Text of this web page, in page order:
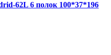
62L 6 полок 100*37*196